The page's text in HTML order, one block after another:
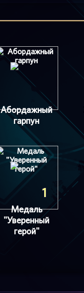
Абордажный
гарпун
1
Медаль
"Уверенный
герой"